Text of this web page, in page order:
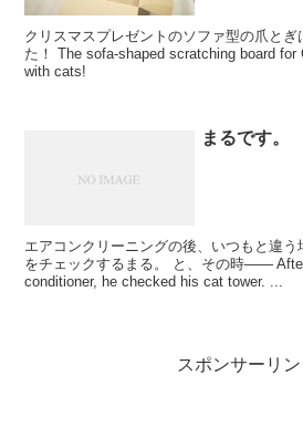
クリスマスプレゼントのソファ型の爪と
た！ The sofa-shaped scratching board for
with cats!
まるです。
エアコンクリーニングの後、いつもと違
をチェックするまる。 と、その時――
conditioner, he checked his cat tower. ...
スポンサーリン